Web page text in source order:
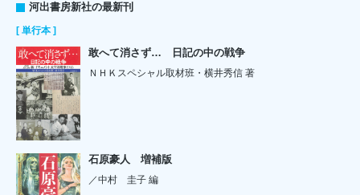
河出書房新社の最新刊
[ 単行本 ]
敢へて消さず… 日記の中の戦争
ＮＨＫスペシャル取材班・横井秀信 著
石原豪人 増補版
／中村 圭子 編